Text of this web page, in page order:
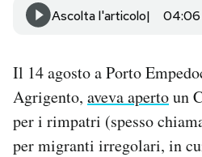
CALENDARIO
Area Personale
Newsletter
Notifiche mobile
Ascolta l'articolo 04:06
Il 14 agosto a Porto
Agrigento, aveva apertoun
per i rimpatri (spesso
per migranti irregolari, in